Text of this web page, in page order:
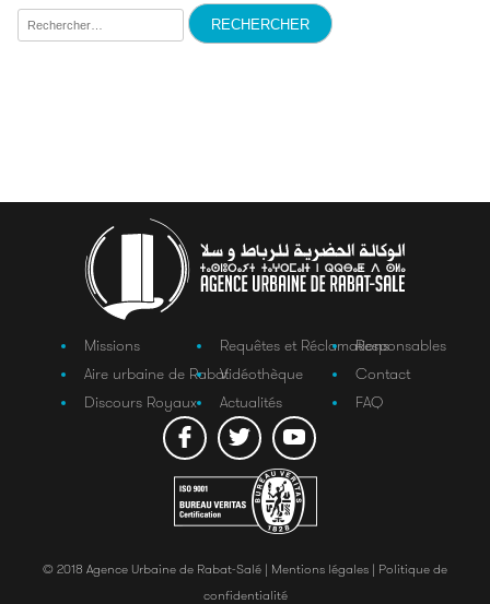
Rechercher :
Missions
Aire urbaine de Rabat
Discours Royaux
Requêtes et Réclamations
Vidéothèque
Actualités
Responsables
Contact
FAQ
© 2018 Agence Urbaine de Rabat-Salé | Mentions légales | Politique de
confidentialité